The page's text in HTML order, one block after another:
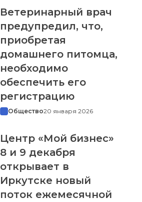
Ветеринарный врач
предупредил, что,
приобретая
домашнего питомца,
необходимо
обеспечить его
регистрацию
Общество20 января 2026
Центр «Мой бизнес»
8 и 9 декабря
открывает в
Иркутске новый
поток ежемесячной